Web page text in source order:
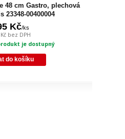
48 cm Gastro, plechová
23348-00400004
Kč/ks
bez DPH
je dostupný
do košíku